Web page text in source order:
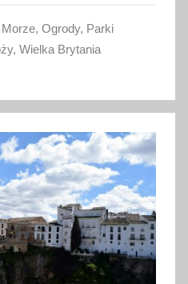
Morze, Ogrody, Parki
, Wielka Brytania